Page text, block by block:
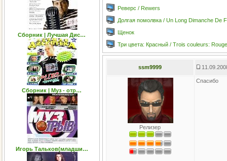
Сборник | Лучшая Дис…
Сборник | Муз - отр…
Игорь Тальков(младши…
Реверс / Rewers
Долгая помолвка / Un Long Dimanche De
Щенок
Три цвета: Красный / Trois couleurs: Rouge
ssm9999
Релизер
Спасибо